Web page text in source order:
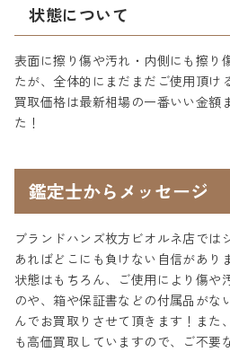
状態について
表面に擦り傷や汚れ・内側にも擦り
たが、全体的にまだまだご使用頂け
買取価格は最新相場の一番いい金額
た！
鑑定士からメッセージ
ブランドハンズ枚方ビオルネ店では
あればどこにも負けない自信があり
状態はもちろん、ご使用により傷や
のや、箱や保証書などの付属品がな
んでお買取りさせて頂きます！また
も高価買取していますので、ご不要